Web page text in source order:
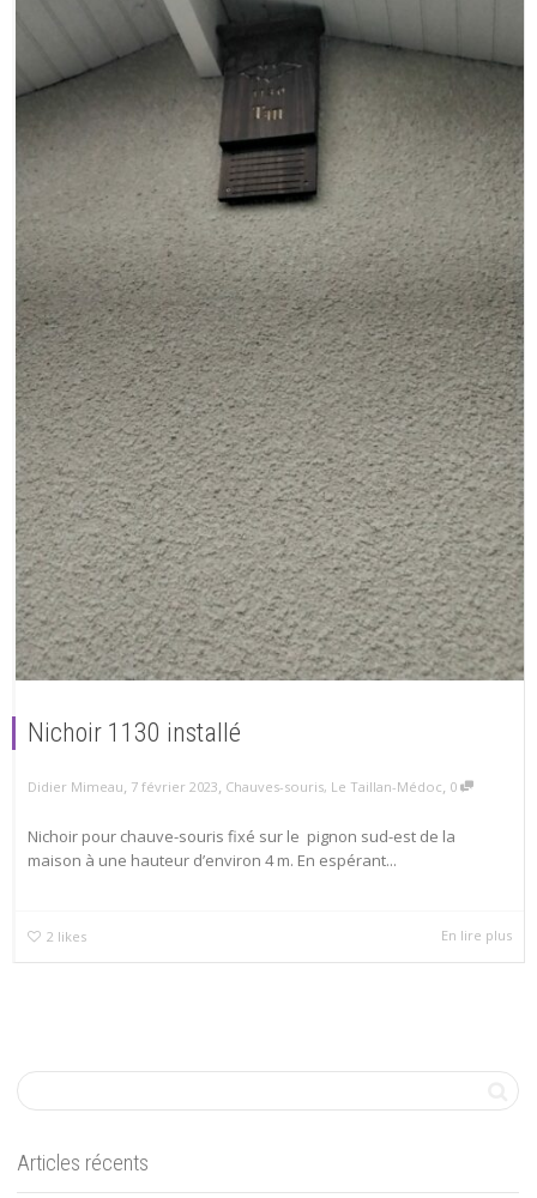
Nichoir 1130 installé
Didier Mimeau, 7 février 2023, Chauves-souris, Le Taillan-Médoc, 0
Nichoir pour chauve-souris fixé sur le pignon sud-est de la
maison à une hauteur d’environ 4 m. En espérant...
2 likes En lire plus
Articles récents